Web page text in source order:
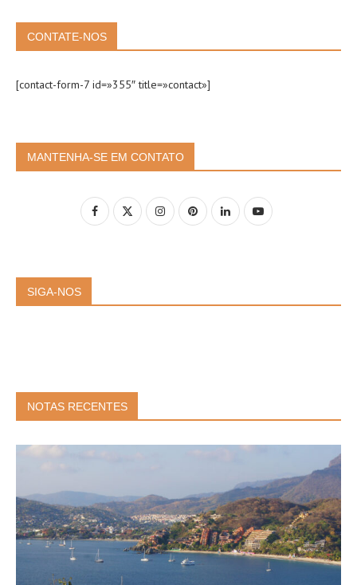
CONTATE-NOS
[contact-form-7 id=»355″ title=»contact»]
MANTENHA-SE EM CONTATO
SIGA-NOS
NOTAS RECENTES